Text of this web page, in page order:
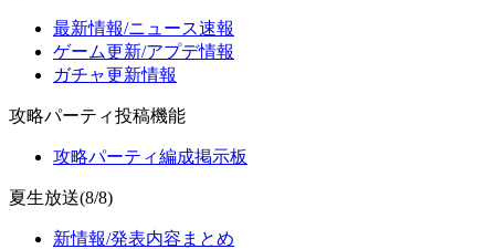
最新情報/ニュース速報
ゲーム更新/アプデ情報
ガチャ更新情報
攻略パーティ投稿機能
攻略パーティ編成掲示板
夏生放送(8/8)
新情報/発表内容まとめ